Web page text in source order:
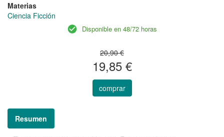
Materias
Ciencia Ficción
Disponible en 48/72 horas
20,90 €
19,85 €
comprar
Resumen